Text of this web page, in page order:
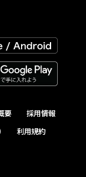
要
採用情報
利用規約